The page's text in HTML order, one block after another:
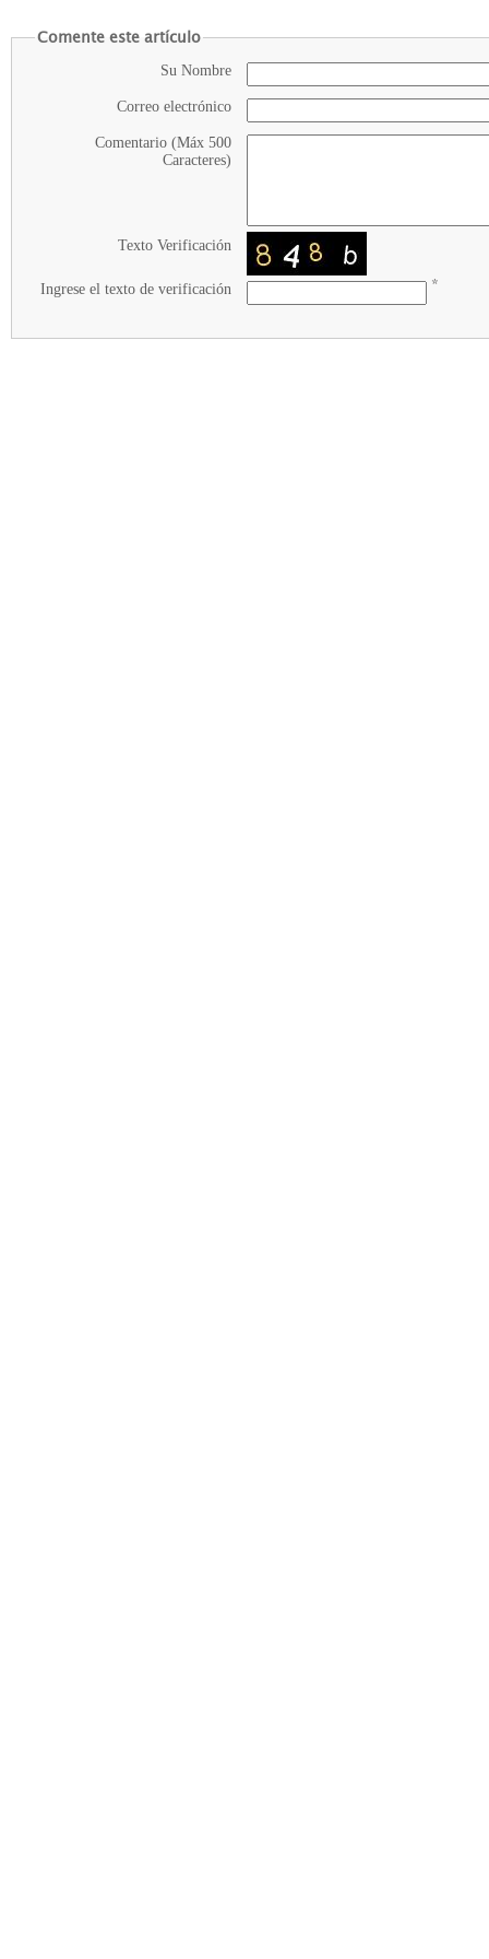
Comente este artículo
Su Nombre
Correo electrónico
Comentario (Máx 500
Caracteres)
Texto Verificación
Ingrese el texto de verificación *